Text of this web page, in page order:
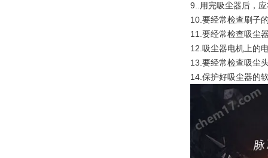
9..用完吸尘器后，
10.要经常检查刷子
11.要经常检查吸尘
12.吸尘器电机上的
13.要经常检查吸尘
14.保护好吸尘器的